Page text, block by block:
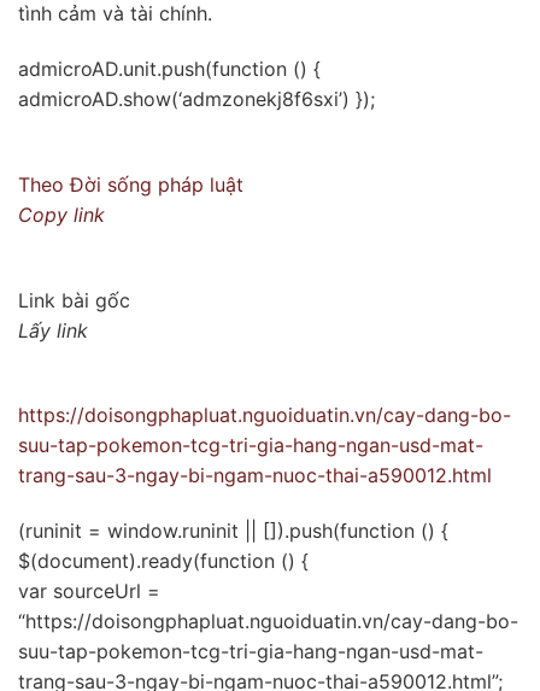
tình cảm và tài chính.
admicroAD.unit.push(function () {
admicroAD.show(‘admzonekj8f6sxi’) });
TheoĐời sống pháp luật
Copy link
Link bài gốc
Lấy link
https://doisongphapluat.nguoiduatin.vn/cay-dang-bo-
suu-tap-pokemon-tcg-tri-gia-hang-ngan-usd-mat-
trang-sau-3-ngay-bi-ngam-nuoc-thai-a590012.html
(runinit = window.runinit || []).push(function () {
$(document).ready(function () {
var sourceUrl =
“https://doisongphapluat.nguoiduatin.vn/cay-dang-bo-
suu-tap-pokemon-tcg-tri-gia-hang-ngan-usd-mat-
trang-sau-3-ngay-bi-ngam-nuoc-thai-a590012.html”;